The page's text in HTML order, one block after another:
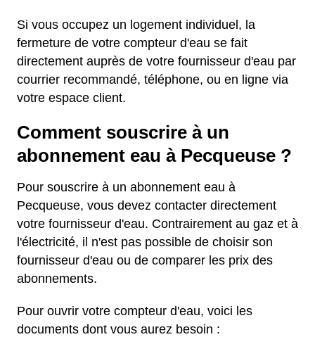
Si vous occupez un logement individuel, la
fermeture de votre compteur d'eau se fait
directement auprès de votre fournisseur d'eau par
courrier recommandé, téléphone, ou en ligne via
votre espace client.
Comment souscrire à un
abonnement eau à Pecqueuse ?
Pour souscrire à un abonnement eau à
Pecqueuse, vous devez contacter directement
votre fournisseur d'eau. Contrairement au gaz et à
l'électricité, il n'est pas possible de choisir son
fournisseur d'eau ou de comparer les prix des
abonnements.
Pour ouvrir votre compteur d'eau, voici les
documents dont vous aurez besoin :